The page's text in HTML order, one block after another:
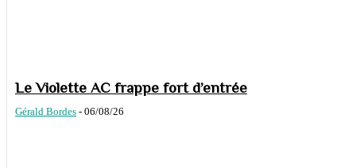
Le Violette AC frappe fort d’entrée
Gérald Bordes - 06/08/26